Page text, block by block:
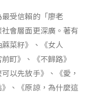
受信賴的「廖老
會層面更深廣。著有
菜籽》、《女人
町》、《不歸路》
以先放手》、《愛，
、《原諒，為什麼這